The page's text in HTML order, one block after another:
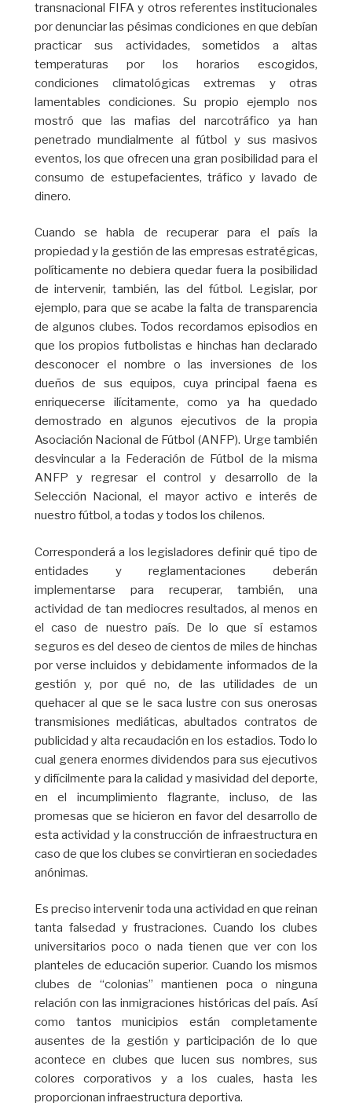
transnacional FIFA y otros referentes institucionales
por denunciar las pésimas condiciones en que debían
practicar sus actividades, sometidos a altas
temperaturas por los horarios escogidos,
condiciones climatológicas extremas y otras
lamentables condiciones. Su propio ejemplo nos
mostró que las mafias del narcotráfico ya han
penetrado mundialmente al fútbol y sus masivos
eventos, los que ofrecen una gran posibilidad para el
consumo de estupefacientes, tráfico y lavado de
dinero.
Cuando se habla de recuperar para el país la
propiedad y la gestión de las empresas estratégicas,
políticamente no debiera quedar fuera la posibilidad
de intervenir, también, las del fútbol. Legislar, por
ejemplo, para que se acabe la falta de transparencia
de algunos clubes. Todos recordamos episodios en
que los propios futbolistas e hinchas han declarado
desconocer el nombre o las inversiones de los
dueños de sus equipos, cuya principal faena es
enriquecerse ilícitamente, como ya ha quedado
demostrado en algunos ejecutivos de la propia
Asociación Nacional de Fútbol (ANFP). Urge también
desvincular a la Federación de Fútbol de la misma
ANFP y regresar el control y desarrollo de la
Selección Nacional, el mayor activo e interés de
nuestro fútbol, a todas y todos los chilenos.
Corresponderá a los legisladores definir qué tipo de
entidades y reglamentaciones deberán
implementarse para recuperar, también, una
actividad de tan mediocres resultados, al menos en
el caso de nuestro país. De lo que sí estamos
seguros es del deseo de cientos de miles de hinchas
por verse incluidos y debidamente informados de la
gestión y, por qué no, de las utilidades de un
quehacer al que se le saca lustre con sus onerosas
transmisiones mediáticas, abultados contratos de
publicidad y alta recaudación en los estadios. Todo lo
cual genera enormes dividendos para sus ejecutivos
y difícilmente para la calidad y masividad del deporte,
en el incumplimiento flagrante, incluso, de las
promesas que se hicieron en favor del desarrollo de
esta actividad y la construcción de infraestructura en
caso de que los clubes se convirtieran en sociedades
anónimas.
Es preciso intervenir toda una actividad en que reinan
tanta falsedad y frustraciones. Cuando los clubes
universitarios poco o nada tienen que ver con los
planteles de educación superior. Cuando los mismos
clubes de “colonias” mantienen poca o ninguna
relación con las inmigraciones históricas del país. Así
como tantos municipios están completamente
ausentes de la gestión y participación de lo que
acontece en clubes que lucen sus nombres, sus
colores corporativos y a los cuales, hasta les
proporcionan infraestructura deportiva.